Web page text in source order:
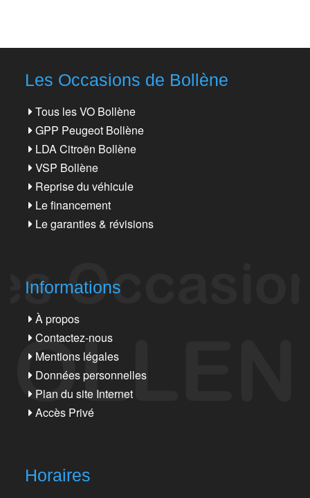
Les Occasions de Bollène
Tous les VO Bollène
GPP Peugeot Bollène
LDA Citroën Bollène
VSP Bollène
Reprise du véhicule
Le financement
Le garanties & révisions
Informations
À propos
Contactez-nous
Mentions légales
Données personnelles
Plan du site Internet
Accès Privé
Horaires